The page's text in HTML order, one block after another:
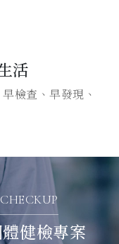
活
檢查、早發現、
健檢專案